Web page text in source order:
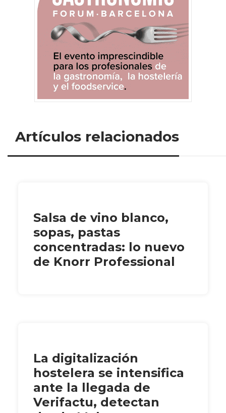
Artículos relacionados
Salsa de vino blanco,
sopas, pastas
concentradas: lo nuevo
de Knorr Professional
La digitalización
hostelera se intensifica
ante la llegada de
Verifactu, detectan